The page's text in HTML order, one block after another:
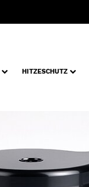
HITZESCHUTZ